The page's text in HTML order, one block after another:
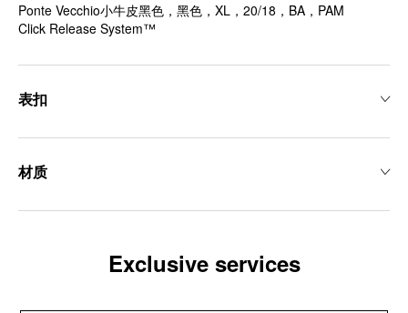
Ponte Vecchio小牛皮黑色，黑色，XL，20/18，BA，PAM
Click Release System™
表扣
材质
Exclusive services